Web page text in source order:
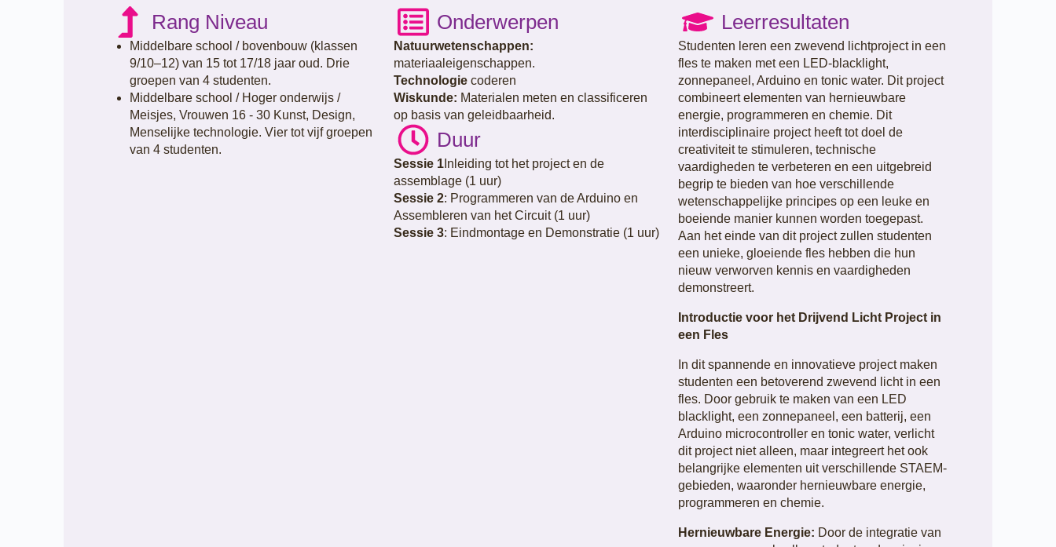
Rang Niveau
Middelbare school / bovenbouw (klassen
9/10–12) van 15 tot 17/18 jaar oud. Drie
groepen van 4 studenten.
Middelbare school / Hoger onderwijs /
Meisjes, Vrouwen 16 - 30 Kunst, Design,
Menselijke technologie. Vier tot vijf groepen
van 4 studenten.
Onderwerpen
Natuurwetenschappen:
materiaaleigenschappen.
Technologiecoderen
Wiskunde: Materialen meten en classificeren
op basis van geleidbaarheid.
Duur
Sessie 1Inleiding tot het project en de
assemblage (1 uur)
Sessie 2: Programmeren van de Arduino en
Assembleren van het Circuit (1 uur)
Sessie 3: Eindmontage en Demonstratie (1 uur)
Leerresultaten
Studenten leren een zwevend lichtproject in een
fles te maken met een LED-blacklight,
zonnepaneel, Arduino en tonic water. Dit project
combineert elementen van hernieuwbare
energie, programmeren en chemie. Dit
interdisciplinaire project heeft tot doel de
creativiteit te stimuleren, technische
vaardigheden te verbeteren en een uitgebreid
begrip te bieden van hoe verschillende
wetenschappelijke principes op een leuke en
boeiende manier kunnen worden toegepast.
Aan het einde van dit project zullen studenten
een unieke, gloeiende fles hebben die hun
nieuw verworven kennis en vaardigheden
demonstreert.
Introductie voor het Drijvend Licht Project in
een Fles
In dit spannende en innovatieve project maken
studenten een betoverend zwevend licht in een
fles. Door gebruik te maken van een LED
blacklight, een zonnepaneel, een batterij, een
Arduino microcontroller en tonic water, verlicht
dit project niet alleen, maar integreert het ook
belangrijke elementen uit verschillende STAEM-
gebieden, waaronder hernieuwbare energie,
programmeren en chemie.
Hernieuwbare Energie: Door de integratie van